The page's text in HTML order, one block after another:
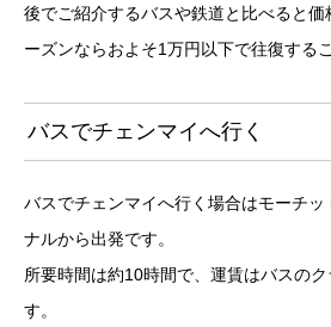
後でご紹介するバスや鉄道と比べると
ーズンならおよそ1万円以下で往復する
バスでチェンマイへ行く
バスでチェンマイへ行く場合はモーチッ
ナルから出発です。
所要時間は約10時間で、運賃はバスの
す。